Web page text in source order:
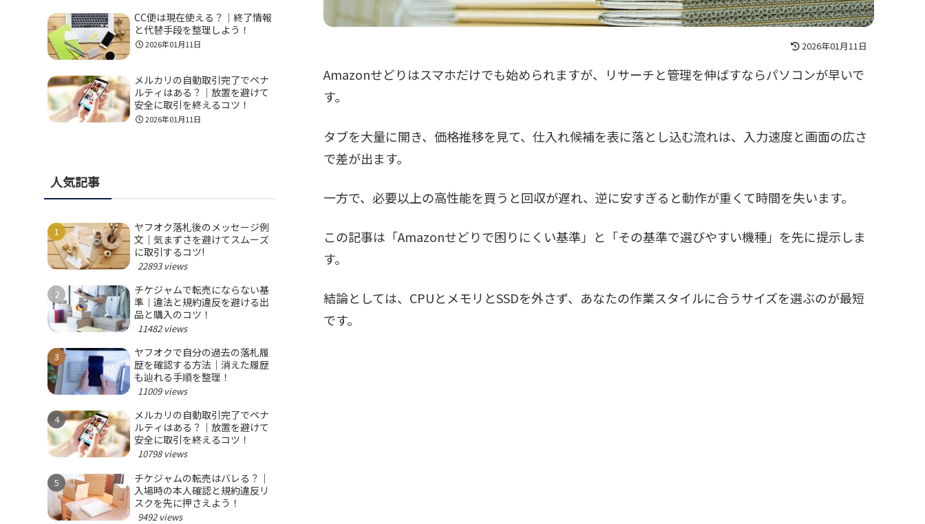
2026年01月11日
Amazonせどりはスマホだけでも始められますが、リサーチと管理を伸ばすならパソコンが早いで
す。
タブを大量に開き、価格推移を見て、仕入れ候補を表に落とし込む流れは、入力速度と画面の広さ
で差が出ます。
一方で、必要以上の高性能を買うと回収が遅れ、逆に安すぎると動作が重くて時間を失います。
この記事は「Amazonせどりで困りにくい基準」と「その基準で選びやすい機種」を先に提示しま
す。
結論としては、CPUとメモリとSSDを外さず、あなたの作業スタイルに合うサイズを選ぶのが最短
です。
CC便は現在使える？｜終了情報
と代替手段を整理しよう！
2026年01月11日
メルカリの自動取引完了でペナ
ルティはある？｜放置を避けて
安全に取引を終えるコツ！
2026年01月11日
人気記事
ヤフオク落札後のメッセージ例
文｜気まずさを避けてスムーズ
に取引するコツ!
22893 views
チケジャムで転売にならない基
準｜違法と規約違反を避ける出
品と購入のコツ！
11482 views
ヤフオクで自分の過去の落札履
歴を確認する方法｜消えた履歴
も辿れる手順を整理！
11009 views
メルカリの自動取引完了でペナ
ルティはある？｜放置を避けて
安全に取引を終えるコツ！
10798 views
チケジャムの転売はバレる？｜
入場時の本人確認と規約違反リ
スクを先に押さえよう！
9492 views